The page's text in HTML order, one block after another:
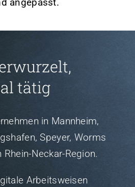
tätig
in Mannheim,
Speyer, Worms
Neckar-Region.
Arbeitsweisen